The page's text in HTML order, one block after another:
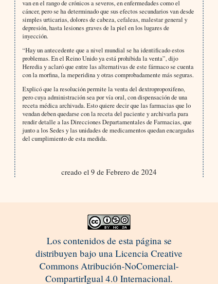
van en el rango de crónicos a severos, en enfermedades como el
cáncer, pero se ha determinado que sus efectos secundarios van desde
simples urticarias, dolores de cabeza, cefaleas, malestar general y
depresión, hasta lesiones graves de la piel en los lugares de
inyección.
“Hay un antecedente que a nivel mundial se ha identificado estos
problemas. En el Reino Unido ya está prohibida la venta”, dijo
Heredia y aclaró que entre las alternativas de este fármaco se cuenta
con la morfina, la meperidina y otras comprobadamente más seguras.
Explicó que la resolución permite la venta del dextropropoxifeno,
pero cuya administración sea por vía oral, con dispensación de una
receta médica archivada. Esto quiere decir que las farmacias que lo
vendan deben quedarse con la receta del paciente y archivarla para
rendir detalle a las Direcciones Departamentales de Farmacias, que
junto a los Sedes y las unidades de medicamentos quedan encargadas
del cumplimiento de esta medida.
creado el 9 de Febrero de 2024
Los contenidos de esta página se
distribuyen bajo una Licencia Creative
Commons Atribución-NoComercial-
CompartirIgual 4.0 Internacional.